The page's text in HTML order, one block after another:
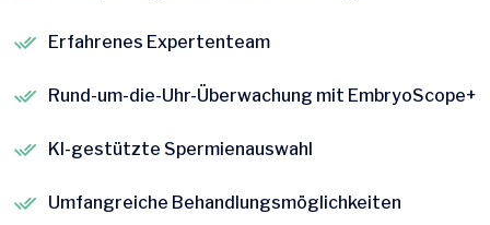
Erfahrenes Expertenteam
Rund-um-die-Uhr-Überwachung mit EmbryoScope+
KI-gestützte Spermienauswahl
Umfangreiche Behandlungsmöglichkeiten